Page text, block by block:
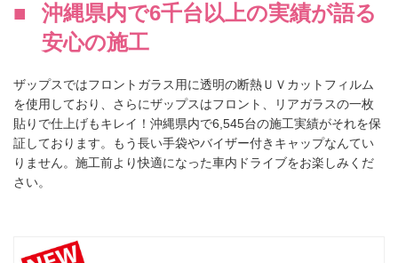
沖縄県内で6千台以上の実績が語る
安心の施工
ザップスではフロントガラス用に透明の断熱ＵＶカットフィルム
を使用しており、さらにザップスはフロント、リアガラスの一枚
貼りで仕上げもキレイ！沖縄県内で6,545台の施工実績がそれを保
証しております。もう長い手袋やバイザー付きキャップなんてい
りません。施工前より快適になった車内ドライブをお楽しみくだ
さい。